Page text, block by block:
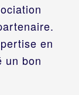
en
un bon